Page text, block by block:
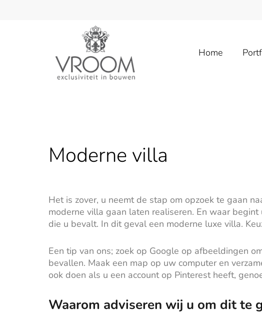
Home
Moderne villa
Het is zover, u neemt de stap om opzoek te gaan
moderne villa gaan laten realiseren. En waar
die u bevalt. In dit geval een moderne luxe villa.
Een tip van ons; zoek op Google op afbeeldingen
bevallen. Maak een map op uw computer en
ook doen als u een account op Pinterest heeft,
Waarom adviseren wij u om dit te